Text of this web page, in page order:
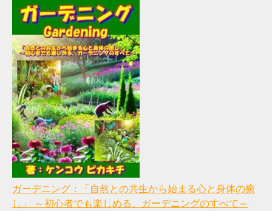
ガーデニング：「自然との共生から始まる心と身体の癒
し」 ～初心者でも楽しめる、ガーデニングのすべて～